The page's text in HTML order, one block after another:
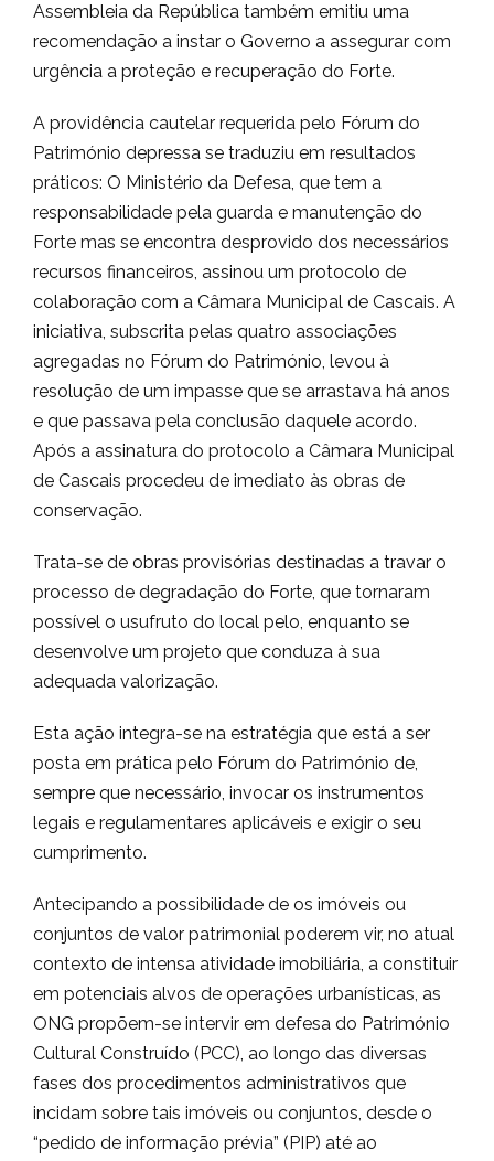
Assembleia da República também emitiu uma
recomendação a instar o Governo a assegurar com
urgência a proteção e recuperação do Forte.
A providência cautelar requerida pelo Fórum do
Património depressa se traduziu em resultados
práticos: O Ministério da Defesa, que tem a
responsabilidade pela guarda e manutenção do
Forte mas se encontra desprovido dos necessários
recursos financeiros, assinou um protocolo de
colaboração com a Câmara Municipal de Cascais. A
iniciativa, subscrita pelas quatro associações
agregadas no Fórum do Património, levou à
resolução de um impasse que se arrastava há anos
e que passava pela conclusão daquele acordo.
Após a assinatura do protocolo a Câmara Municipal
de Cascais procedeu de imediato às obras de
conservação.
Trata-se de obras provisórias destinadas a travar o
processo de degradação do Forte, que tornaram
possível o usufruto do local pelo, enquanto se
desenvolve um projeto que conduza à sua
adequada valorização.
Esta ação integra-se na estratégia que está a ser
posta em prática pelo Fórum do Património de,
sempre que necessário, invocar os instrumentos
legais e regulamentares aplicáveis e exigir o seu
cumprimento.
Antecipando a possibilidade de os imóveis ou
conjuntos de valor patrimonial poderem vir, no atual
contexto de intensa atividade imobiliária, a constituir
em potenciais alvos de operações urbanísticas, as
ONG propõem-se intervir em defesa do Património
Cultural Construído (PCC), ao longo das diversas
fases dos procedimentos administrativos que
incidam sobre tais imóveis ou conjuntos, desde o
“pedido de informação prévia” (PIP) até ao